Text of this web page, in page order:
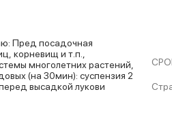
корневищ и т.п.,
многолетних растений,
(на 30мин): суспензия 2
перед высадкой лукови